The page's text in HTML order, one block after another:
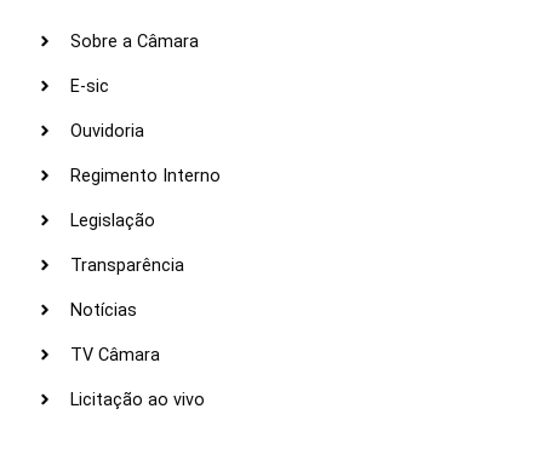
Sobre a Câmara
E-sic
Ouvidoria
Regimento Interno
Legislação
Transparência
Notícias
TV Câmara
Licitação ao vivo